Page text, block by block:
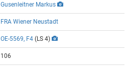
Gusenleitner Markus
FRA Wiener Neustadt
OE-5569, F4 (LS 4)
106